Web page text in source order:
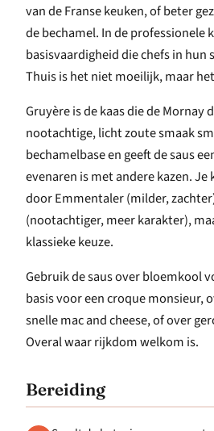
van de Franse keuken, of beter
de bechamel. In de professionele
basisvaardigheid die chefs in hun
Thuis is het niet moeilijk, maar
Gruyère is de kaas die de Mornay
nootachtige, licht zoute smaak
bechamelbase en geeft de saus
evenaren is met andere kazen.
door Emmentaler (milder,
(nootachtiger, meer karakter),
klassieke keuze.
Gebruik de saus over bloemkool
basis voor een croque monsieur,
snelle mac and cheese, of over
Overal waar rijkdom welkom is.
Bereiding